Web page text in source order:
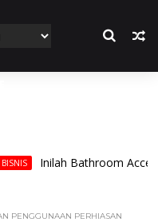
Inilah Bathroom
PENGGUNAAN PERHIASAN